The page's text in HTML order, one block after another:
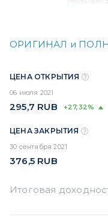
ОРИГИНАЛ и
ЦЕНА ОТКРЫТИЯ
06 июля 2021
295,7 RUB +27,32%
ЦЕНА ЗАКРЫТИЯ
30 сентября 2021
376,5 RUB